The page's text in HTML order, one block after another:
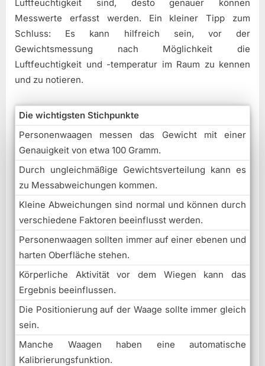
Luftfeuchtigkeit sind, desto genauer können
Messwerte erfasst werden. Ein kleiner Tipp zum
Schluss: Es kann hilfreich sein, vor der
Gewichtsmessung nach Möglichkeit die
Luftfeuchtigkeit und -temperatur im Raum zu kennen
und zu notieren.
Die wichtigsten Stichpunkte
Personenwaagen messen das Gewicht mit einer
Genauigkeit von etwa 100 Gramm.
Durch ungleichmäßige Gewichtsverteilung kann es
zu Messabweichungen kommen.
Kleine Abweichungen sind normal und können durch
verschiedene Faktoren beeinflusst werden.
Personenwaagen sollten immer auf einer ebenen und
harten Oberfläche stehen.
Körperliche Aktivität vor dem Wiegen kann das
Ergebnis beeinflussen.
Die Positionierung auf der Waage sollte immer gleich
sein.
Manche Waagen haben eine automatische
Kalibrierungsfunktion.